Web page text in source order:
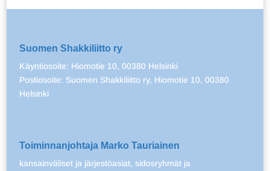
Suomen Shakkiliitto ry
Käyntiosoite: Hiomotie 10, 00380 Helsinki
Postiosoite: Suomen Shakkiliitto ry, Hiomotie 10, 00380
Helsinki
Toiminnanjohtaja Marko Tauriainen
kansainväliset ja järjestöasiat, sidosryhmät ja